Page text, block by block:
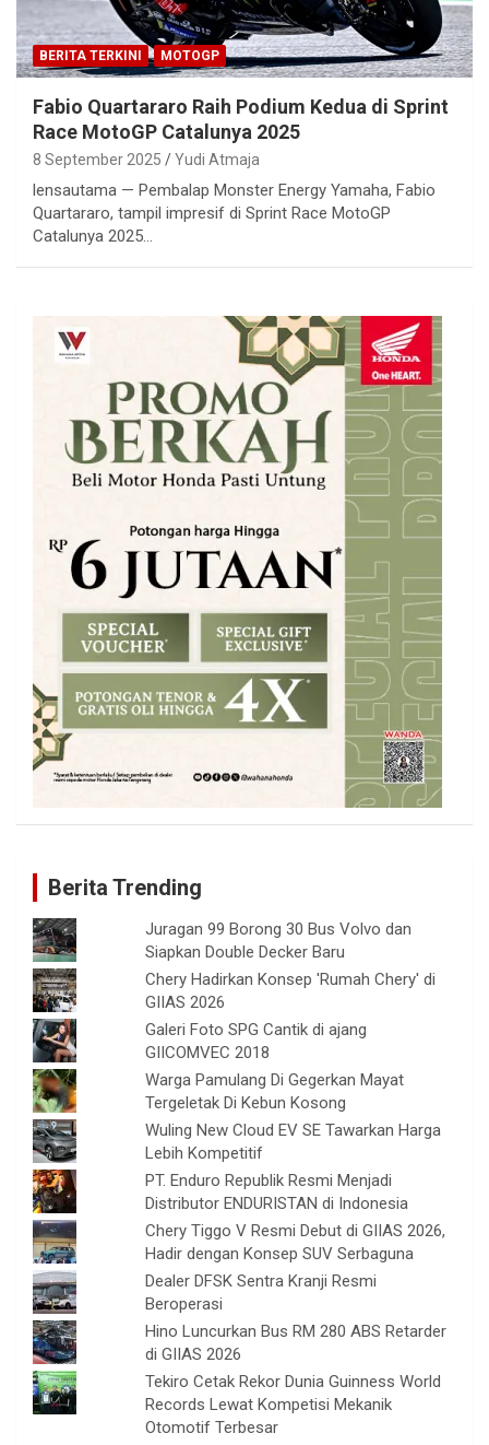
BERITA TERKINI MOTOGP
Fabio Quartararo Raih Podium Kedua di Sprint
Race MotoGP Catalunya 2025
8 September 2025 Yudi Atmaja
lensautama — Pembalap Monster Energy Yamaha, Fabio
Quartararo, tampil impresif di Sprint Race MotoGP
Catalunya 2025…
Berita Trending
Juragan 99 Borong 30 Bus Volvo dan
Siapkan Double Decker Baru
Chery Hadirkan Konsep 'Rumah Chery' di
GIIAS 2026
Galeri Foto SPG Cantik di ajang
GIICOMVEC 2018
Warga Pamulang Di Gegerkan Mayat
Tergeletak Di Kebun Kosong
Wuling New Cloud EV SE Tawarkan Harga
Lebih Kompetitif
PT. Enduro Republik Resmi Menjadi
Distributor ENDURISTAN di Indonesia
Chery Tiggo V Resmi Debut di GIIAS 2026,
Hadir dengan Konsep SUV Serbaguna
Dealer DFSK Sentra Kranji Resmi
Beroperasi
Hino Luncurkan Bus RM 280 ABS Retarder
di GIIAS 2026
Tekiro Cetak Rekor Dunia Guinness World
Records Lewat Kompetisi Mekanik
Otomotif Terbesar